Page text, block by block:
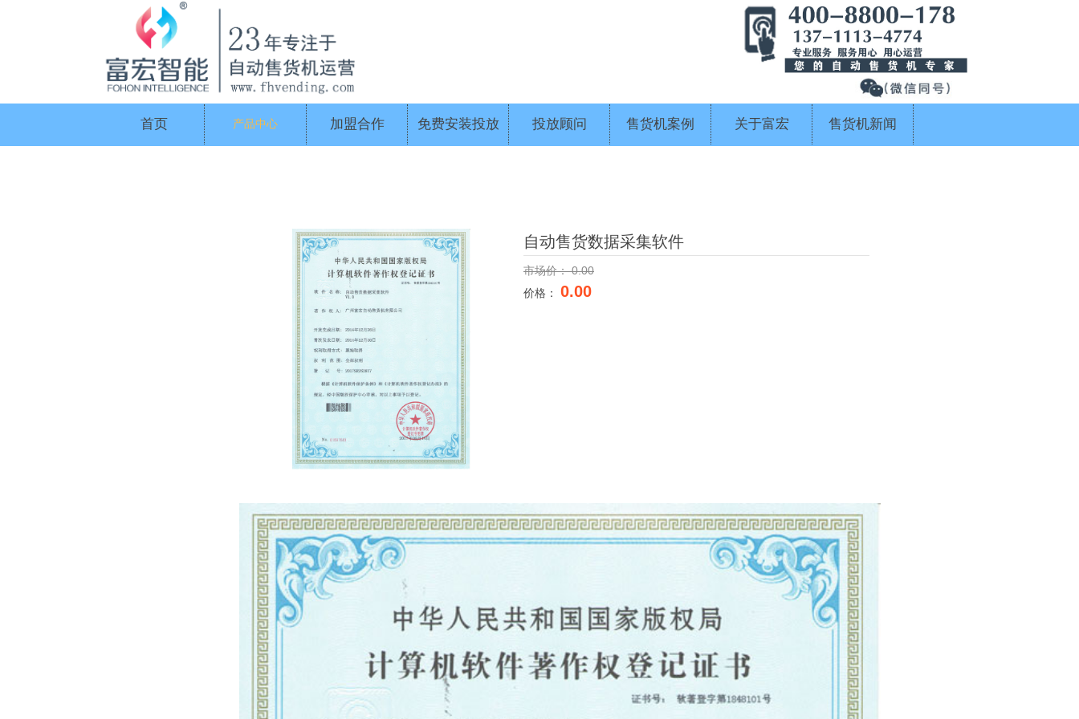
首页 产品中心 加盟合作 免费安装投放 投放顾问 售货机案例 关于富宏 售货机新闻
自动售货数据采集软件
市场价：0.00
价格： 0.00